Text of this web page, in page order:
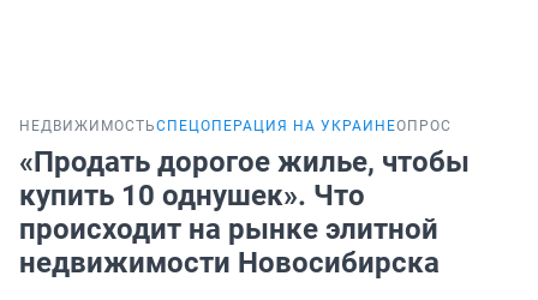
НЕДВИЖИМОСТЬСПЕЦОПЕРАЦИЯ НА УКРАИНЕОПРОС
«Продать дорогое жилье, чтобы
купить 10 однушек». Что
происходит на рынке элитной
недвижимости Новосибирска